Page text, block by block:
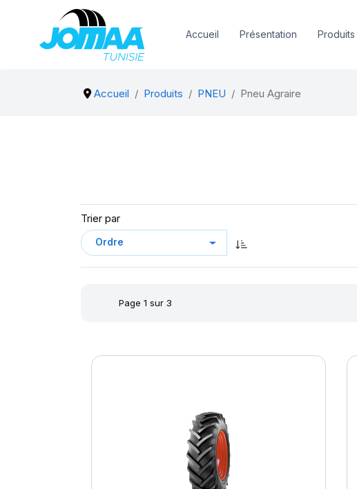
Accueil Présentation Produits
Accueil Produits PNEU Pneu Agraire
Trier par
Page 1 sur 3